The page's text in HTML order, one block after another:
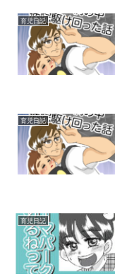
育児日記
育児日記
育児日記